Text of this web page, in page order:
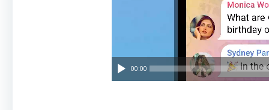
00:00